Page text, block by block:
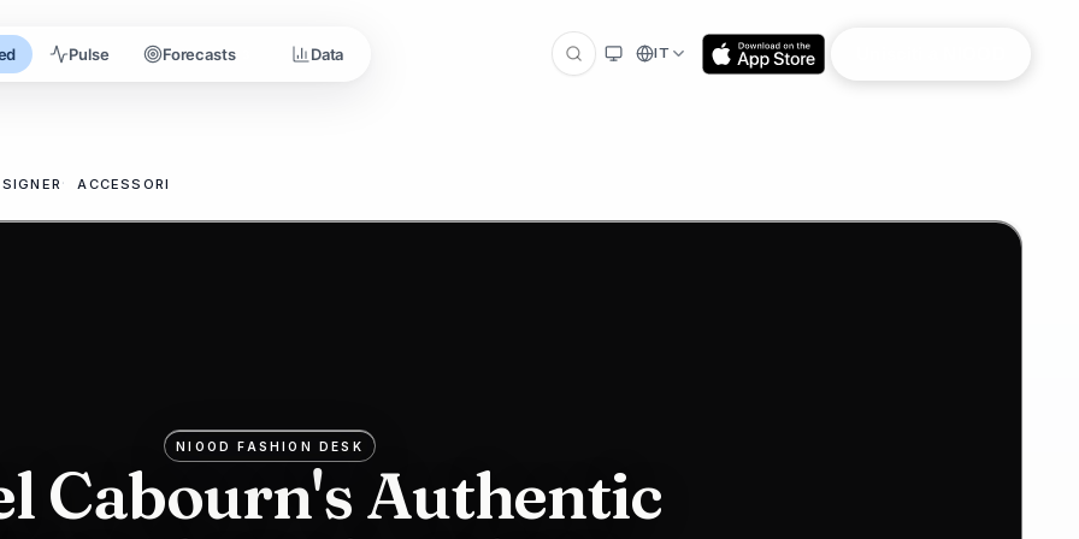
Pulse Forecasts Data IT
ACCESSORI
NIOOD FASHION DESK
Cabourn's Authentic